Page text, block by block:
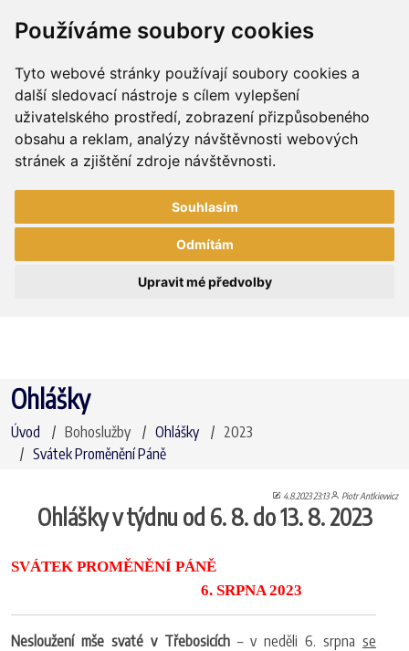
Používáme soubory cookies
Tyto webové stránky používají soubory cookies a
další sledovací nástroje s cílem vylepšení
uživatelského prostředí, zobrazení přizpůsobeného
obsahu a reklam, analýzy návštěvnosti webových
stránek a zjištění zdroje návštěvnosti.
Souhlasím
Odmítám
Upravit mé předvolby
Ohlášky
Úvod Bohoslužby Ohlášky
2023
Svátek Proměnění Páně
4.8.2023 23:13 Piotr Antkiewicz
Ohlášky v týdnu od 6. 8. do 13. 8. 2023
SVÁTEK PROMĚNĚNÍ PÁNĚ
6. SRPNA 2023
Nesloužení mše svaté v Třebosicích – v neděli 6. srpna se